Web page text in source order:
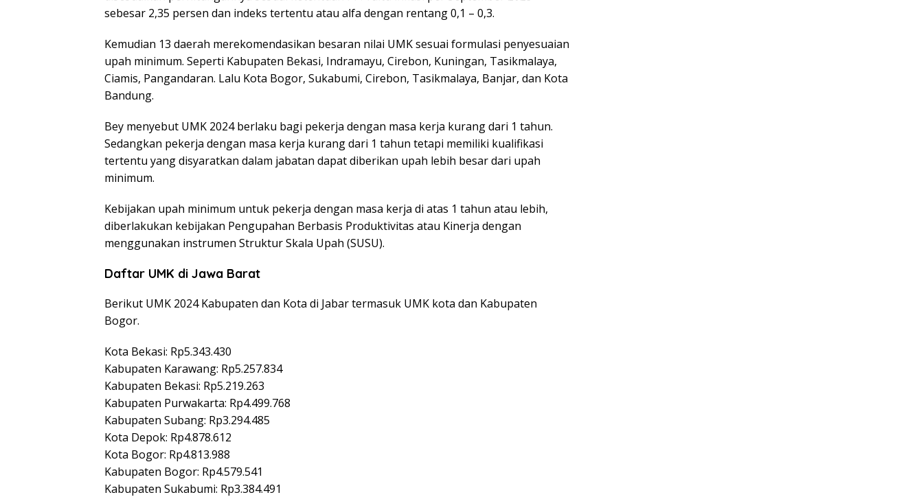
sebesar 2,35 persen dan indeks tertentu atau alfa dengan rentang 0,1 – 0,3.
Kemudian 13 daerah merekomendasikan besaran nilai UMK sesuai formulasi penyesuaian
upah minimum. Seperti Kabupaten Bekasi, Indramayu, Cirebon, Kuningan, Tasikmalaya,
Ciamis, Pangandaran. Lalu Kota Bogor, Sukabumi, Cirebon, Tasikmalaya, Banjar, dan Kota
Bandung.
Bey menyebut UMK 2024 berlaku bagi pekerja dengan masa kerja kurang dari 1 tahun.
Sedangkan pekerja dengan masa kerja kurang dari 1 tahun tetapi memiliki kualifikasi
tertentu yang disyaratkan dalam jabatan dapat diberikan upah lebih besar dari upah
minimum.
Kebijakan upah minimum untuk pekerja dengan masa kerja di atas 1 tahun atau lebih,
diberlakukan kebijakan Pengupahan Berbasis Produktivitas atau Kinerja dengan
menggunakan instrumen Struktur Skala Upah (SUSU).
Daftar UMK di Jawa Barat
Berikut UMK 2024 Kabupaten dan Kota di Jabar termasuk UMK kota dan Kabupaten
Bogor.
Kota Bekasi: Rp5.343.430
Kabupaten Karawang: Rp5.257.834
Kabupaten Bekasi: Rp5.219.263
Kabupaten Purwakarta: Rp4.499.768
Kabupaten Subang: Rp3.294.485
Kota Depok: Rp4.878.612
Kota Bogor: Rp4.813.988
Kabupaten Bogor: Rp4.579.541
Kabupaten Sukabumi: Rp3.384.491